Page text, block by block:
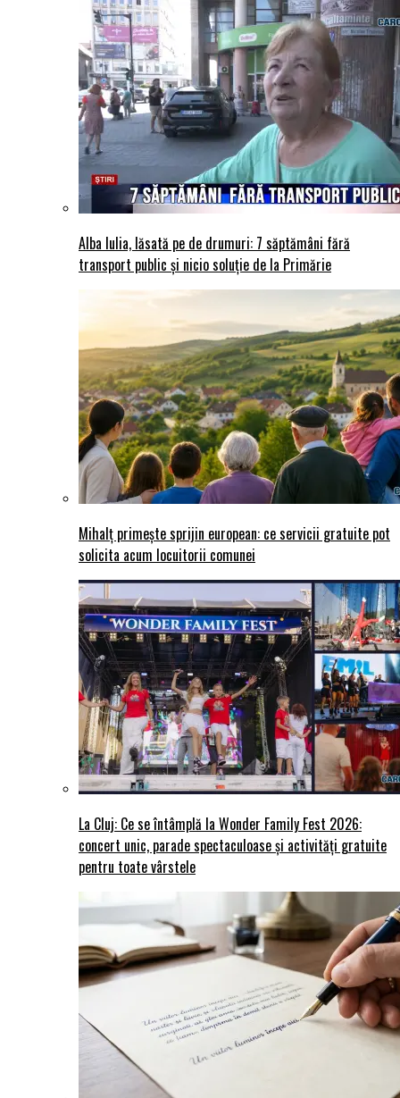
Alba Iulia, lăsată pe de drumuri: 7 săptămâni fără
transport public și nicio soluție de la Primărie
Mihalț primește sprijin european: ce servicii gratuite pot
solicita acum locuitorii comunei
La Cluj: Ce se întâmplă la Wonder Family Fest 2026:
concert unic, parade spectaculoase și activități gratuite
pentru toate vârstele